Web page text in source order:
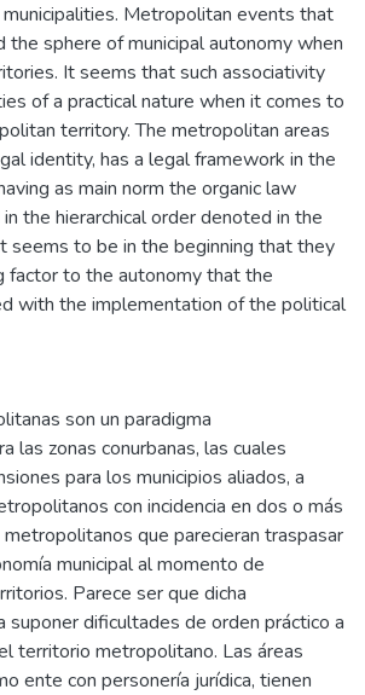
Metropolitan events that
sphere of municipal autonomy when
It seems that such associativity
of a practical nature when it comes to
territory. The metropolitan areas
identity, has a legal framework in the
as main norm the organic law
the hierarchical order denoted in the
to be in the beginning that they
factor to the autonomy that the
with the implementation of the political
son un paradigma
las zonas conurbanas, las cuales
para los municipios aliados, a
con incidencia en dos o más
metropolitanos que parecieran traspasar
municipal al momento de
Parece ser que dicha
suponer dificultades de orden práctico a
territorio metropolitano. Las áreas
ente con personería jurídica, tienen